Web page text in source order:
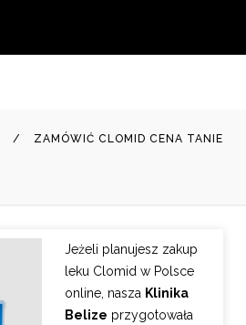
ZAMÓWIĆ CLOMID CENA TANIE
Jeżeli planujesz zakup
leku Clomid w Polsce
online, nasza Klinika
Belize przygotowała